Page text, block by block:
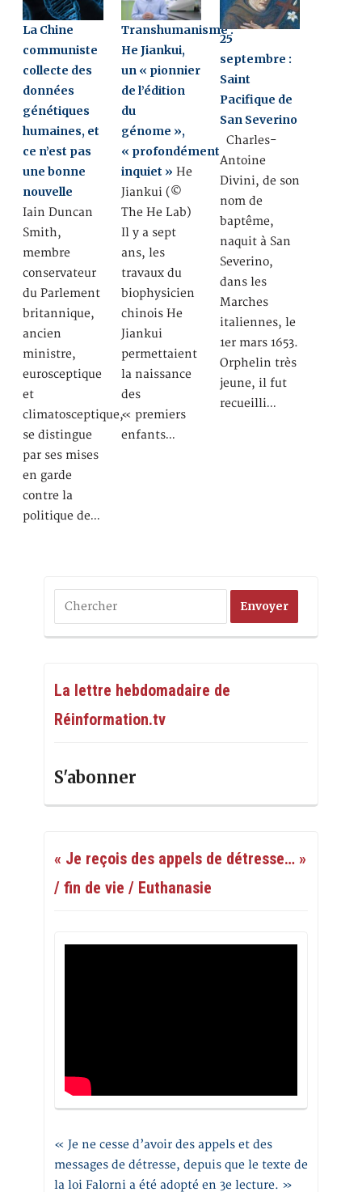
La Chine
communiste
collecte des
données
génétiques
humaines, et
ce n’est pas
une bonne
nouvelle
Iain Duncan
Smith,
membre
conservateur
du Parlement
britannique,
ancien
ministre,
eurosceptique
et
climatosceptique,
se distingue
par ses mises
en garde
contre la
politique de…
Transhumanisme :
He Jiankui,
un « pionnier
de l’édition
du
génome »,
« profondément
inquiet » He
Jiankui (©
The He Lab)
Il y a sept
ans, les
travaux du
biophysicien
chinois He
Jiankui
permettaient
la naissance
des
« premiers
enfants…
25
septembre :
Saint
Pacifique de
San Severino
Charles-
Antoine
Divini, de son
nom de
baptême,
naquit à San
Severino,
dans les
Marches
italiennes, le
1er mars 1653.
Orphelin très
jeune, il fut
recueilli…
La lettre hebdomadaire de
Réinformation.tv
S'abonner
« Je reçois des appels de détresse… »
/ fin de vie / Euthanasie
« Je ne cesse d’avoir des appels et des
messages de détresse, depuis que le texte de
la loi Falorni a été adopté en 3e lecture. »